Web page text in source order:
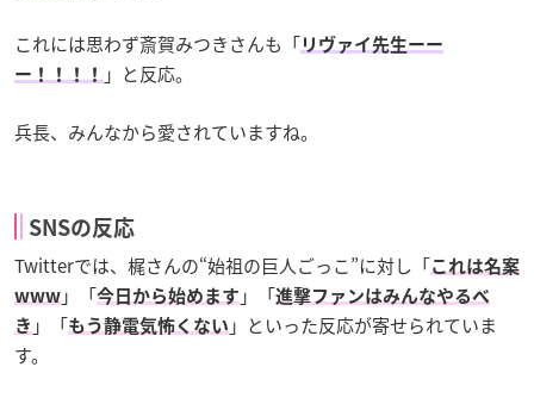
これには思わず斎賀みつきさんも「 リヴァイ先生ーー
ー！！！！
」と反応。
兵長、みんなから愛されていますね。
SNSの反応
Twitterでは、梶さんの“始祖の巨人ごっこ”に対し「これは名案
www 」「今日から始めます 」「進撃ファンはみんなやるべ
き 」「もう静電気怖くない 」といった反応が寄せられていま
す。